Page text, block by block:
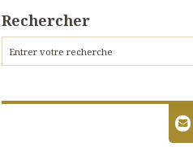
Rechercher